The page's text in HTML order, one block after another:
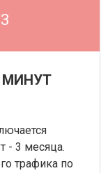
МИНУТ
- 3 месяца.
трафика по